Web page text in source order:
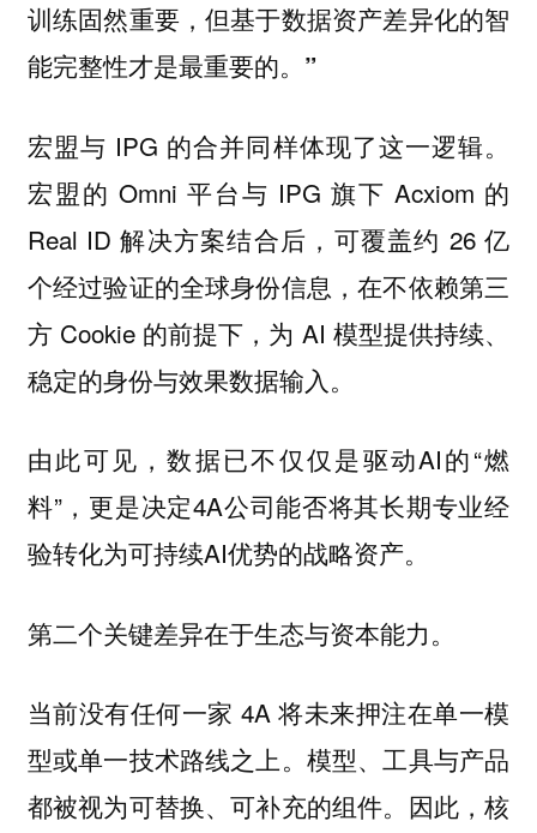
训练固然重要，但基于数据资产差异化的智
能完整性才是最重要的。”
宏盟与 IPG 的合并同样体现了这一逻辑。
宏盟的 Omni 平台与 IPG 旗下 Acxiom 的
Real ID 解决方案结合后，可覆盖约 26 亿
个经过验证的全球身份信息，在不依赖第三
方 Cookie 的前提下，为 AI 模型提供持续、
稳定的身份与效果数据输入。
由此可见，数据已不仅仅是驱动AI的“燃
料”，更是决定4A公司能否将其长期专业经
验转化为可持续AI优势的战略资产。
第二个关键差异在于生态与资本能力。
当前没有任何一家 4A 将未来押注在单一模
型或单一技术路线之上。模型、工具与产品
都被视为可替换、可补充的组件。因此，核